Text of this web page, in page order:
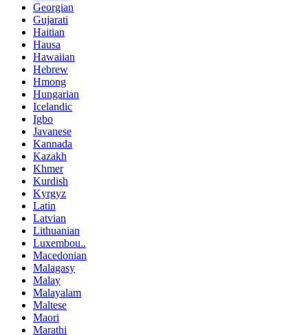
Georgian
Gujarati
Haitian
Hausa
Hawaiian
Hebrew
Hmong
Hungarian
Icelandic
Igbo
Javanese
Kannada
Kazakh
Khmer
Kurdish
Kyrgyz
Latin
Latvian
Lithuanian
Luxembou..
Macedonian
Malagasy
Malay
Malayalam
Maltese
Maori
Marathi